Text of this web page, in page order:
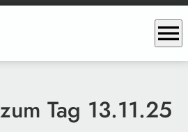
menu
Tag 13.11.25